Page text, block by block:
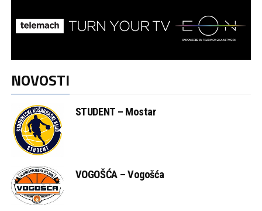
NOVOSTI
STUDENT – Mostar
VOGOŠĆA – Vogošća